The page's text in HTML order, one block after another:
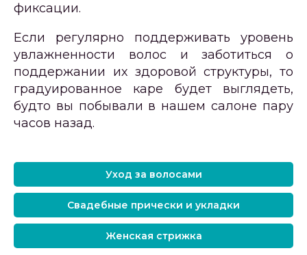
фиксации.
Если регулярно поддерживать уровень
увлажненности волос и заботиться о
поддержании их здоровой структуры, то
градуированное каре будет выглядеть,
будто вы побывали в нашем салоне пару
часов назад.
Уход за волосами
Свадебные прически и укладки
Женская стрижка